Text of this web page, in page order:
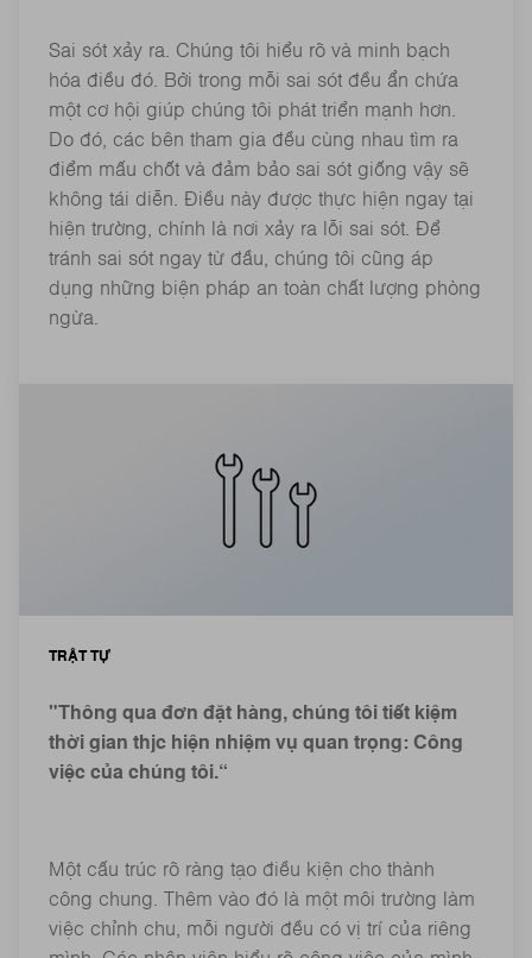
Sai sót xảy ra. Chúng tôi hiểu rõ và minh bạch
hóa điều đó. Bởi trong mỗi sai sót đều ẩn chứa
một cơ hội giúp chúng tôi phát triển mạnh hơn.
Do đó, các bên tham gia đều cùng nhau tìm ra
điểm mấu chốt và đảm bảo sai sót giống vậy sẽ
không tái diễn. Điều này được thực hiện ngay tại
hiện trường, chính là nơi xảy ra lỗi sai sót. Để
tránh sai sót ngay từ đầu, chúng tôi cũng áp
dụng những biện pháp an toàn chất lượng phòng
ngừa.
TRẬT TỰ
"Thông qua đơn đặt hàng, chúng tôi tiết kiệm
thời gian thjc hiện nhiệm vụ quan trọng: Công
việc của chúng tôi.“
Một cấu trúc rõ ràng tạo điều kiện cho thành
công chung. Thêm vào đó là một môi trường làm
việc chỉnh chu, mỗi người đều có vị trí của riêng